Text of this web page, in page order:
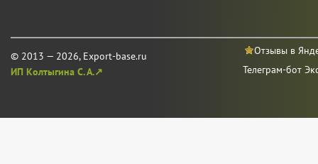
© 2013 — 2026, Export-base.ru
ИП Колтыгина С. А.↗
Отзывы в
Телеграм-бот